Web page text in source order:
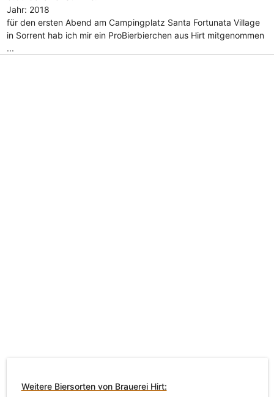
Jahr: 2018
für den ersten Abend am Campingplatz Santa Fortunata Village
in Sorrent hab ich mir ein ProBierbierchen aus Hirt mitgenommen
...
Weitere Biersorten von Brauerei Hirt: